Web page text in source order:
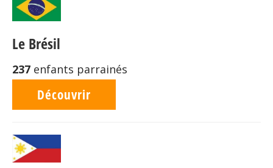
Le Brésil
237 enfants parrainés
Découvrir